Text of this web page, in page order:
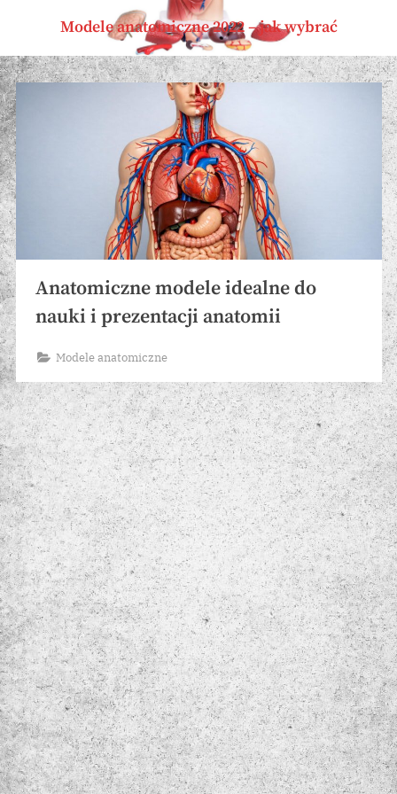
content
Modele anatomiczne 2022 – jak wybrać
Miesiąc:
czerwiec
2026
Anatomiczne modele idealne do
nauki i prezentacji anatomii
Modele anatomiczne